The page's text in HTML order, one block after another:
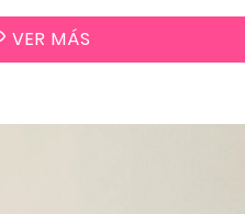
VER MÁS